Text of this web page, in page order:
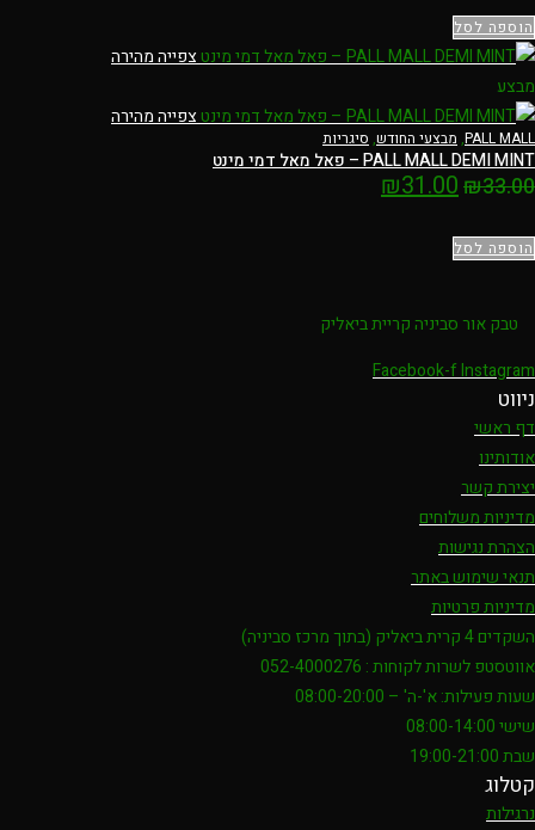
הוספה לסל
צפייה מהירה
מבצע
צפייה מהירה
PALL MALL
, מבצעי החודש, סיגריות
PALL MALL DEMI MINT – פאל מאל דמי מינט
₪33.00
₪31.00
הוספה לסל
טבק אור סביניה קריית ביאליק
Facebook-fInstagram
ניווט
דף ראשי
אודותינו
יצירת קשר
מדיניות משלוחים
הצהרת נגישות
תנאי שימוש באתר
מדיניות פרטיות
השקדים 4 קרית ביאליק (בתוך מרכז סביניה)
אווטסטפ לשרות לקוחות : 052-4000276
שעות פעילות: א'-ה' – 08:00-20:00
שישי 08:00-14:00
שבת 19:00-21:00
קטלוג
נרגילות